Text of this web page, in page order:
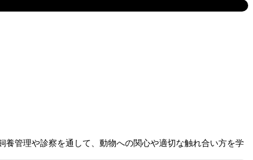
養管理や診察を通して、動物への関心や適切な触れ合い方を学